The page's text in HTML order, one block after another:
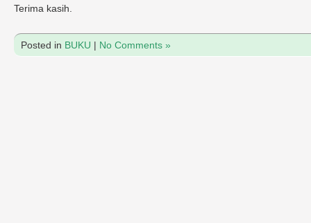
Terima kasih.
Posted in BUKU | No Comments »